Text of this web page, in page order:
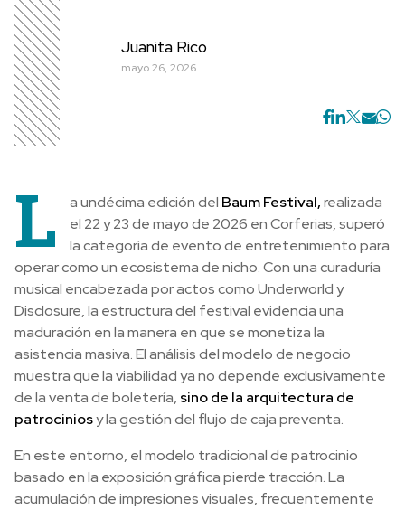
Juanita Rico
mayo 26, 2026
L a undécima edición del Baum Festival,realizada
el 22 y 23 de mayo de 2026 en Corferias, superó
la categoría de evento de entretenimiento para
operar como un ecosistema de nicho. Con una curaduría
musical encabezada por actos como Underworld y
Disclosure, la estructura del festival evidencia una
maduración en la manera en que se monetiza la
asistencia masiva. El análisis del modelo de negocio
muestra que la viabilidad ya no depende exclusivamente
de la venta de boletería, sino de la arquitectura de
patrociniosy la gestión del flujo de caja preventa.
En este entorno, el modelo tradicional de patrocinio
basado en la exposición gráfica pierde tracción. La
acumulación de impresiones visuales, frecuentemente